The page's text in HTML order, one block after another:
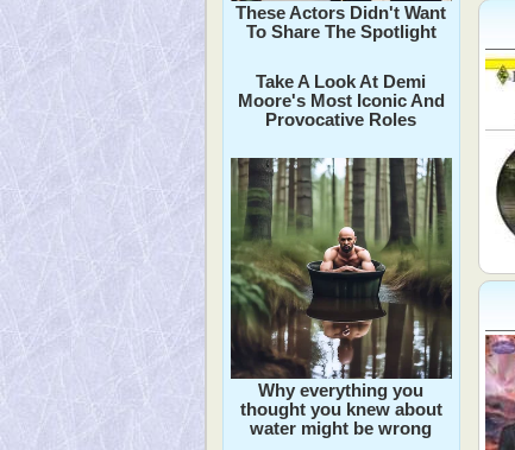
These Actors Didn't Want
To Share The Spotlight
Take A Look At Demi
Moore's Most Iconic And
Provocative Roles
Why everything you
thought you knew about
water might be wrong